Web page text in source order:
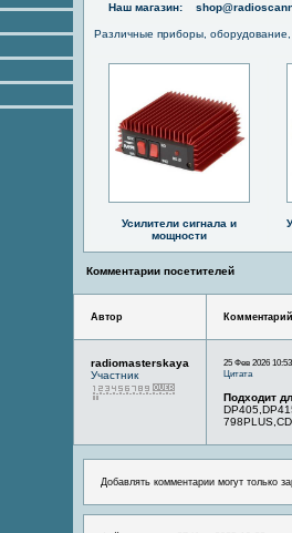
Наш магазин:
Различные приборы,
Усилители сигнала и
мощности
Комментарии посетителей
Автор Комментарий
radiomasterskaya
Участник
25 Фев 2026 10:53
Цитата
Подходит
Добавлять комментарии могут только